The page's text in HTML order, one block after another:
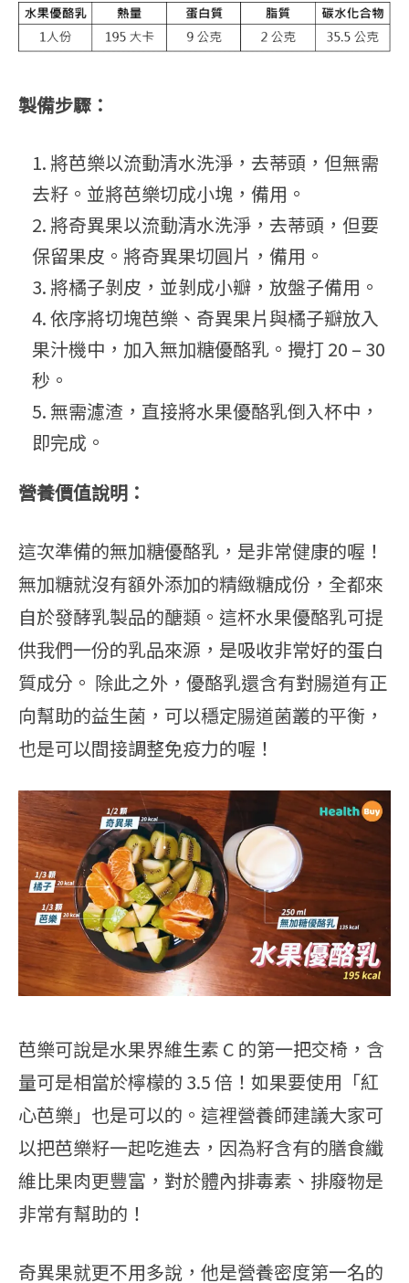
製備步驟：
將芭樂以流動清水洗淨，去蒂頭，但無需
去籽。並將芭樂切成小塊，備用。
將奇異果以流動清水洗淨，去蒂頭，但要
保留果皮。將奇異果切圓片，備用。
將橘子剝皮，並剝成小瓣，放盤子備用。
依序將切塊芭樂、奇異果片與橘子瓣放入
果汁機中，加入無加糖優酪乳。攪打 20 – 30
秒。
無需濾渣，直接將水果優酪乳倒入杯中，
即完成。
營養價值說明：
這次準備的無加糖優酪乳，是非常健康的喔！
無加糖就沒有額外添加的精緻糖成份，全都來
自於發酵乳製品的醣類。這杯水果優酪乳可提
供我們一份的乳品來源，是吸收非常好的蛋白
質成分。 除此之外，優酪乳還含有對腸道有正
向幫助的益生菌，可以穩定腸道菌叢的平衡，
也是可以間接調整免疫力的喔！
芭樂可說是水果界維生素 C 的第一把交椅，含
量可是相當於檸檬的 3.5 倍！如果要使用「紅
心芭樂」也是可以的。這裡營養師建議大家可
以把芭樂籽一起吃進去，因為籽含有的膳食纖
維比果肉更豐富，對於體內排毒素、排廢物是
非常有幫助的！
奇異果就更不用多說，他是營養密度第一名的